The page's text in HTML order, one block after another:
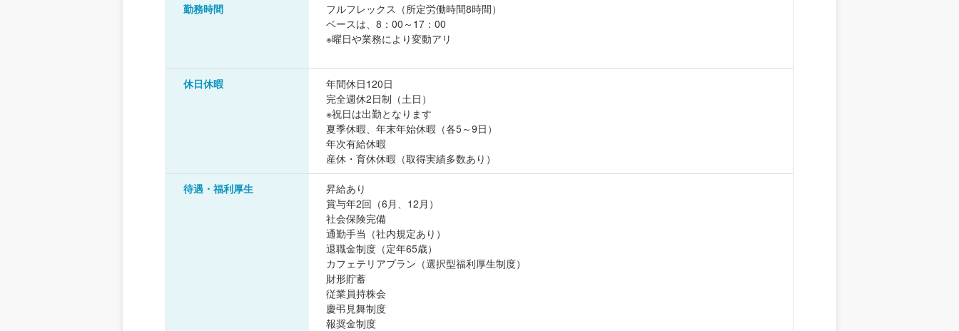
勤務時間
フルフレックス（所定労働時間8時間）
ベースは、8：00～17：00
※曜日や業務により変動アリ
休日休暇
年間休日120日
完全週休2日制（土日）
※祝日は出勤となります
夏季休暇、年末年始休暇（各5～9日）
年次有給休暇
産休・育休休暇（取得実績多数あり）
待遇・福利厚生
昇給あり
賞与年2回（6月、12月）
社会保険完備
通勤手当（社内規定あり）
退職金制度（定年65歳）
カフェテリアプラン（選択型福利厚生制度）
財形貯蓄
従業員持株会
慶弔見舞制度
報奨金制度